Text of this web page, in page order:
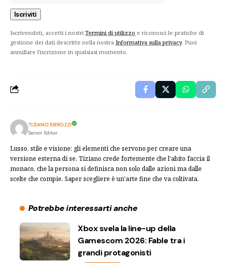
Iscrivendoti, accetti i nostri Termini di utilizzo e riconosci le pratiche di
gestione dei dati descritte nella nostra Informativa sulla privacy. Puoi
annullare l'iscrizione in qualsiasi momento.
TIZIANO SBROZZI
Senior Editor
Lusso, stile e visione: gli elementi che servono per creare una
versione esterna di se. Tiziano crede fortemente che l'abito faccia il
monaco, che la persona si definisca non solo dalle azioni ma dalle
scelte che compie. Saper scegliere è un'arte fine che va coltivata.
Potrebbe interessarti anche
Xbox svela la line-up della
Gamescom 2026: Fable tra i
grandi protagonisti